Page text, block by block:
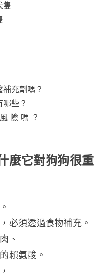
隻
充劑嗎？
些？
險 嗎 ？
麼它對狗狗很重
必須透過食物補充。
、
賴氨酸。